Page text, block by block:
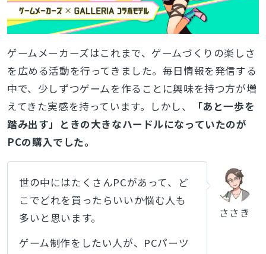
ゲームメーカーズはこれまで、ゲームづくりの楽しさ
を広める活動を行ってきました。毎日情報を発信する
中で、少しずつゲームを作ることに興味を持つ方が増
えてきた実感を持っています。しかし、
「あと一歩を
踏み出す」ときの大きなハードルになっていたのが
PCの購入でした。
ささき
世の中にはたくさんPCがあって、ど
こでどれを買ったらいいか悩む人も
多いと思います。
ゲーム制作をしたい人が、PCパーツ